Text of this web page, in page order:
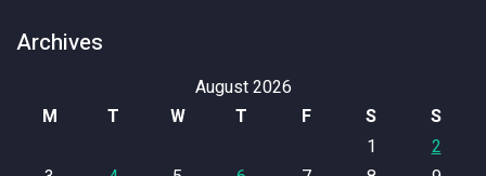
Archives
August 2026
M
T W T F S
S
1
2